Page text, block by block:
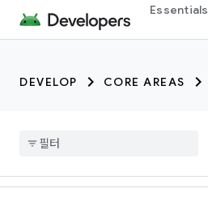
Essentials
DEVELOP CORE AREAS